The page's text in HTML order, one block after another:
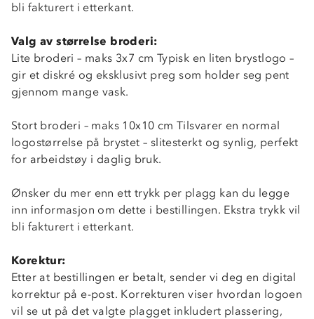
bli fakturert i etterkant.
Valg av størrelse broderi:
Lite broderi – maks 3x7 cm Typisk en liten brystlogo –
gir et diskré og eksklusivt preg som holder seg pent
gjennom mange vask.
Stort broderi – maks 10x10 cm Tilsvarer en normal
logostørrelse på brystet – slitesterkt og synlig, perfekt
for arbeidstøy i daglig bruk.
Ønsker du mer enn ett trykk per plagg kan du legge
inn informasjon om dette i bestillingen. Ekstra trykk vil
bli fakturert i etterkant.
Korektur:
Etter at bestillingen er betalt, sender vi deg en digital
korrektur på e-post. Korrekturen viser hvordan logoen
vil se ut på det valgte plagget inkludert plassering,